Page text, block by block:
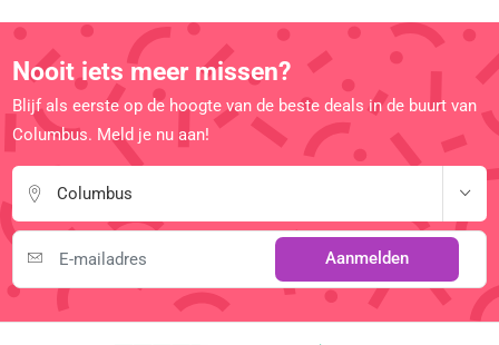
Nooit iets meer missen?
Blijf als eerste op de hoogte van de beste deals in de buurt van
Columbus. Meld je nu aan!
Columbus
Aanmelden